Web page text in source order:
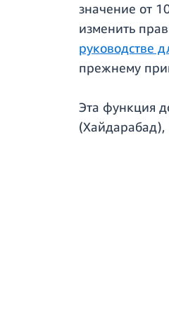
значение от
изменить
руководстве
прежнему
Эта функция